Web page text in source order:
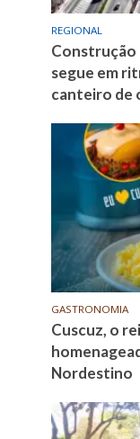
REGIONAL
Construção
segue em
canteiro de
GASTRONOMIA
Cuscuz, o
Nordestino